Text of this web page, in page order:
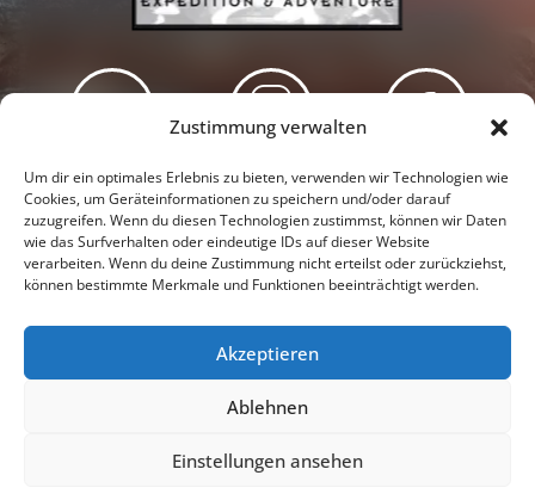
Zustimmung verwalten
Um dir ein optimales Erlebnis zu bieten, verwenden wir Technologien wie
Cookies, um Geräteinformationen zu speichern und/oder darauf
zuzugreifen. Wenn du diesen Technologien zustimmst, können wir Daten
wie das Surfverhalten oder eindeutige IDs auf dieser Website
verarbeiten. Wenn du deine Zustimmung nicht erteilst oder zurückziehst,
können bestimmte Merkmale und Funktionen beeinträchtigt werden.
Akzeptieren
Ablehnen
Einstellungen ansehen
Newsletter Podcast Facebook
Datenschutzerklärung